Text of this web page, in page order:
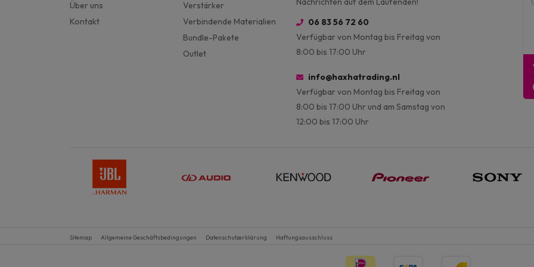
Über uns
Kontakt
Verstärker
Verbindende Materialien
Bundle-Pakete
Outlet
06 83 56 72 60
Verfügbar von Montag bis Freitag von
8:00 bis 17:00 Uhr
info@haxhatrading.nl
Verfügbar von Montag bis Freitag von
8:00 bis 17:00 Uhr und am Samstag von
12:00 bis 17:00 Uhr
Sitemap Allgemeine Geschäftsbedingungen Datenschutzerklärung Haftungsausschluss